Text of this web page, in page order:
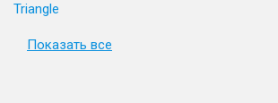
Triangle
Показать все